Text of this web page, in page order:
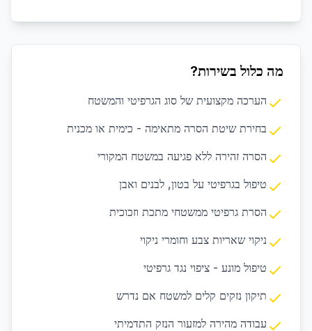
מה כלול בשירות?
הערכה מקצועית של סוג הגרפיטי והמשטח
בחירת שיטת הסרה מתאימה - כימית או מכנית
הסרה זהירה ללא פגיעה במשטח המקורי
טיפול בגרפיטי על בטון, לבנים ואבן
הסרת גרפיטי ממשטחי מתכת וזכוכית
ניקוי שאריות צבע וחומרי ניקוי
טיפול מונע - ציפוי נגד גרפיטי
תיקון נזקים קלים למשטח אם נדרש
עבודה מהירה למזעור הנזק התדמיתי